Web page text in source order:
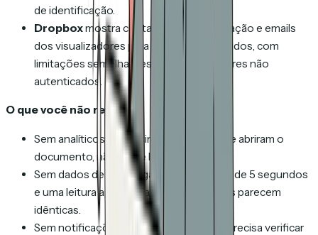
de identificação.
Dropboxmostra contagens de visualização e emails
dos visualizadores para links compartilhados, com
limitações semelhantes para visualizadores não
autenticados.
O que você não recebe:
Sem analíticos por página. Você sabe que abriram o
documento, não o que leram.
Sem dados de tempo gasto. Uma olhada de 5 segundos
e uma leitura aprofundada de 30 minutos parecem
idênticas.
Sem notificações em tempo real. Você precisa verificar